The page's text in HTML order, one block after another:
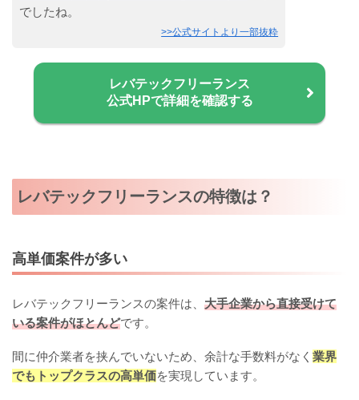
でしたね。
>>公式サイトより一部抜粋
レバテックフリーランス
公式HPで詳細を確認する
レバテックフリーランスの特徴は？
高単価案件が多い
レバテックフリーランスの案件は、 大手企業から直接受けて
いる案件がほとんどです。
間に仲介業者を挟んでいないため、余計な手数料がなく 業界
でもトップクラスの高単価を実現しています。